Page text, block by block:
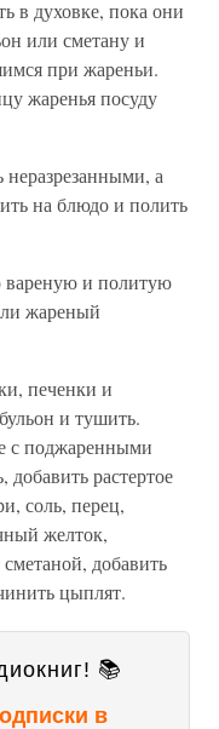
в духовке, пока они
или сметану и
при жареньи.
жаренья посуду
а
на блюдо и полить
вареную и политую
жареный
печенки и
и тушить.
с поджаренными
растертое
соль, перец,
желток,
добавить
цыплят.
📚
в